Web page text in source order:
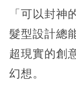
「可以封神
髮型設計總
超現實的創
幻想。